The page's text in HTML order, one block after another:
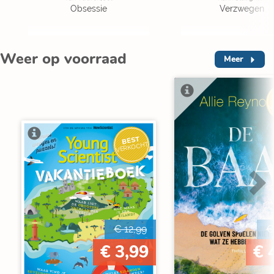
Obsessie Verzwegen
Weer op voorraad Meer
BEST
VERKOCHT
€ 12,99
€ 3,99
€
€